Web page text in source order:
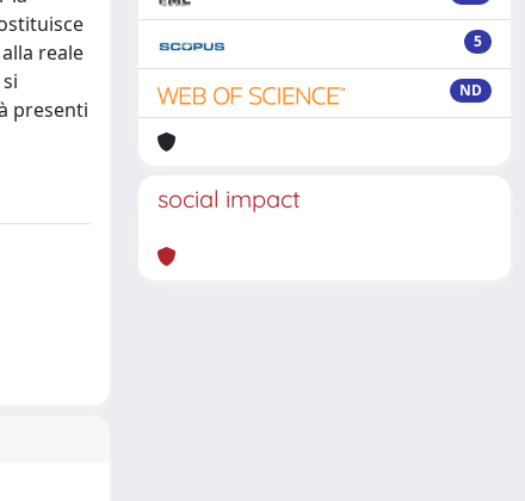
reale
presenti
5
ND
social impact